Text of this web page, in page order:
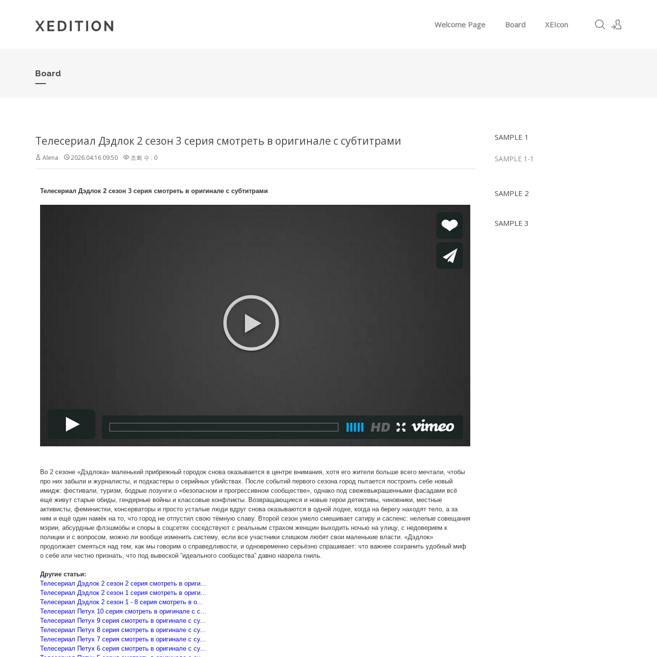
Welcome Page Board XEIcon
Board
SAMPLE 1
SAMPLE 1-1
SAMPLE 2
SAMPLE 3
Телесериал Дэдлок 2 сезон 3 серия смотреть в оригинале с субтитрами
Alena 2026.04.16 09:50 조회 수 : 0
Телесериал Дэдлок 2 сезон 3 серия смотреть в оригинале с субтитрами
Во 2 сезоне «Дэдлока» маленький прибрежный городок снова оказывается в центре внимания, хотя его жители больше всего мечтали, чтобы
про них забыли и журналисты, и подкастеры о серийных убийствах. После событий первого сезона город пытается построить себе новый
имидж: фестивали, туризм, бодрые лозунги о «безопасном и прогрессивном сообществе», однако под свежевыкрашенными фасадами всё
ещё живут старые обиды, гендерные войны и классовые конфликты. Возвращающиеся и новые герои детективы, чиновники, местные
активисты, феминистки, консерваторы и просто усталые люди вдруг снова оказываются в одной лодке, когда на берегу находят тело, а за
ним и ещё один намёк на то, что город не отпустил свою тёмную славу. Второй сезон умело смешивает сатиру и саспенс: нелепые совещания
мэрии, абсурдные флэшмобы и споры в соцсетях соседствуют с реальным страхом женщин выходить ночью на улицу, с недоверием к
полиции и с вопросом, можно ли вообще изменить систему, если все участники слишком любят свои маленькие власти. «Дэдлок»
продолжает смеяться над тем, как мы говорим о справедливости, и одновременно серьёзно спрашивает: что важнее сохранить удобный миф
о себе или честно признать, что под вывеской “идеального сообщества” давно назрела гниль.
Другие статьи:
Телесериал Дэдлок 2 сезон 2 серия смотреть в ориги...
Телесериал Дэдлок 2 сезон 1 серия смотреть в ориги...
Телесериал Дэдлок 2 сезон 1 - 8 серия смотреть в о...
Телесериал Петух 10 серия смотреть в оригинале с с...
Телесериал Петух 9 серия смотреть в оригинале с су...
Телесериал Петух 8 серия смотреть в оригинале с су...
Телесериал Петух 7 серия смотреть в оригинале с су...
Телесериал Петух 6 серия смотреть в оригинале с су...